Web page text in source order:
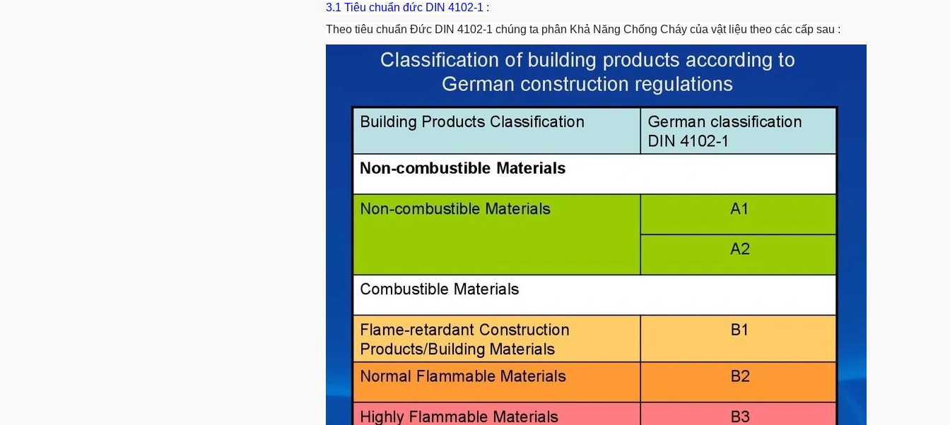
3.1 Tiêu chuẩn đức DIN 4102-1 :
Theo tiêu chuẩn Đức DIN 4102-1 chúng ta phân Khả Năng Chống Cháy của vật liệu theo các cấp sau :